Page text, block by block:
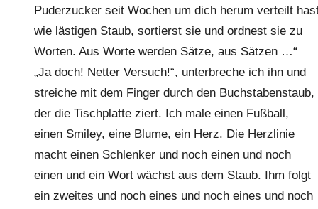
Puderzucker seit Wochen um dich herum verteilt
wie lästigen Staub, sortierst sie und ordnest sie zu
Worten. Aus Worte werden Sätze, aus Sätzen …“
„Ja doch! Netter Versuch!“, unterbreche ich ihn und
streiche mit dem Finger durch den Buchstabenstaub,
der die Tischplatte ziert. Ich male einen Fußball,
einen Smiley, eine Blume, ein Herz. Die Herzlinie
macht einen Schlenker und noch einen und noch
einen und ein Wort wächst aus dem Staub. Ihm folgt
ein zweites und noch eines und noch eines und noch